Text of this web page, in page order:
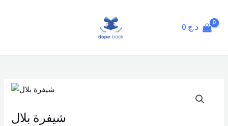
د.ج
شيفرة بلال
شيفرة
quantity